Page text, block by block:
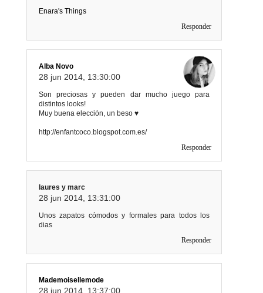
Enara's Things
Responder
Alba Novo
28 jun 2014, 13:30:00
Son preciosas y pueden dar mucho juego para
distintos looks!
Muy buena elección, un beso ♥
http://enfantcoco.blogspot.com.es/
Responder
laures y marc
28 jun 2014, 13:31:00
Unos zapatos cómodos y formales para todos los
dias
Responder
Mademoisellemode
28 jun 2014, 13:37:00